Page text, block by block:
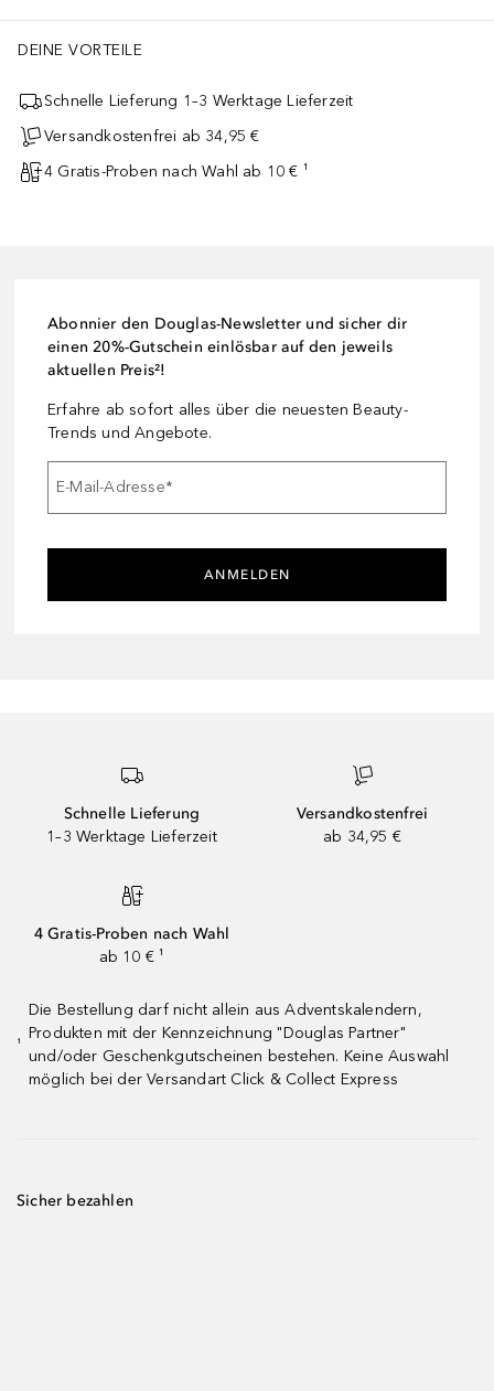
DEINE VORTEILE
Schnelle Lieferung 1–3 Werktage Lieferzeit
Versandkostenfrei ab 34,95 €
4 Gratis-Proben nach Wahl ab 10 € ¹
Abonnier den Douglas-Newsletter und sicher dir
einen 20%-Gutschein einlösbar auf den jeweils
aktuellen Preis²!
Erfahre ab sofort alles über die neuesten Beauty-
Trends und Angebote.
E-Mail-Adresse*
ANMELDEN
Schnelle Lieferung
1–3 Werktage Lieferzeit
Versandkostenfrei
ab 34,95 €
4 Gratis-Proben nach Wahl
ab 10 € ¹
¹
Die Bestellung darf nicht allein aus Adventskalendern,
Produkten mit der Kennzeichnung "Douglas Partner"
und/oder Geschenkgutscheinen bestehen. Keine Auswahl
möglich bei der Versandart Click & Collect Express
Sicher bezahlen